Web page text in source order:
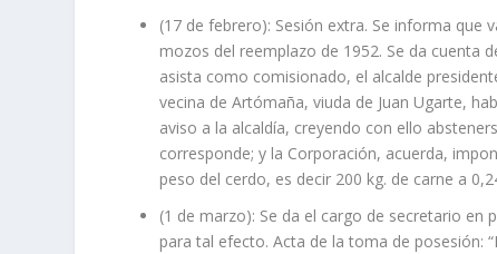
(17 de febrero): Sesión extra. Se informa que
mozos del reemplazo de 1952. Se da cuenta
asista como comisionado, el alcalde
vecina de Artómaña, viuda de Juan Ugarte,
aviso a la alcaldía, creyendo con ello
corresponde; y la Corporación, acuerda,
peso del cerdo, es decir 200 kg. de carne a
(1 de marzo): Se da el cargo de secretario
para tal efecto. Acta de la toma de posesión: